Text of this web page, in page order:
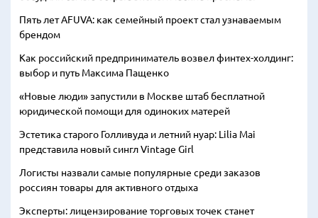
Пять лет AFUVA: как семейный проект стал узнаваемым
брендом
Как российский предприниматель возвел финтех-холдинг:
выбор и путь Максима Пащенко
«Новые люди» запустили в Москве штаб бесплатной
юридической помощи для одиноких матерей
Эстетика старого Голливуда и летний нуар: Lilia Mai
представила новый сингл Vintage Girl
Логисты назвали самые популярные среди заказов
россиян товары для активного отдыха
Эксперты: лицензирование торговых точек станет